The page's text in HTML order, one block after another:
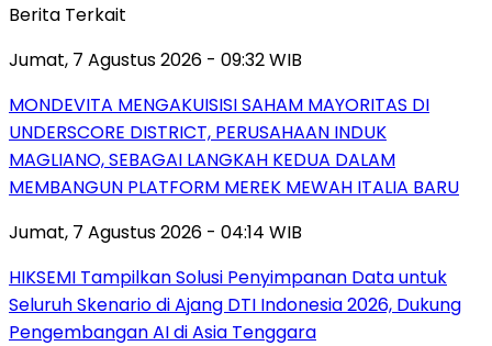
Berita Terkait
Jumat, 7 Agustus 2026 - 09:32 WIB
MONDEVITA MENGAKUISISI SAHAM MAYORITAS DI
UNDERSCORE DISTRICT, PERUSAHAAN INDUK
MAGLIANO, SEBAGAI LANGKAH KEDUA DALAM
MEMBANGUN PLATFORM MEREK MEWAH ITALIA BARU
Jumat, 7 Agustus 2026 - 04:14 WIB
HIKSEMI Tampilkan Solusi Penyimpanan Data untuk
Seluruh Skenario di Ajang DTI Indonesia 2026, Dukung
Pengembangan AI di Asia Tenggara